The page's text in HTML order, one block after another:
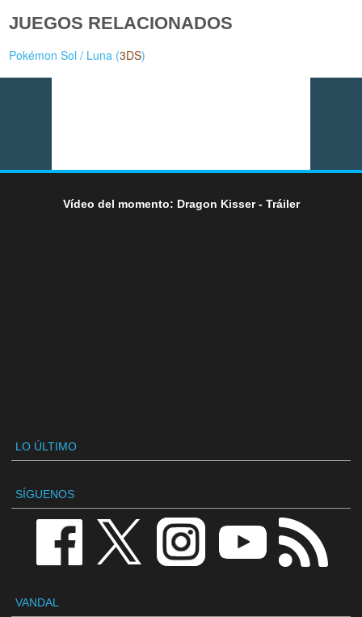
JUEGOS RELACIONADOS
Pokémon Sol / Luna (3DS)
Vídeo del momento: Dragon Kisser - Tráiler
LO ÚLTIMO
SÍGUENOS
VANDAL